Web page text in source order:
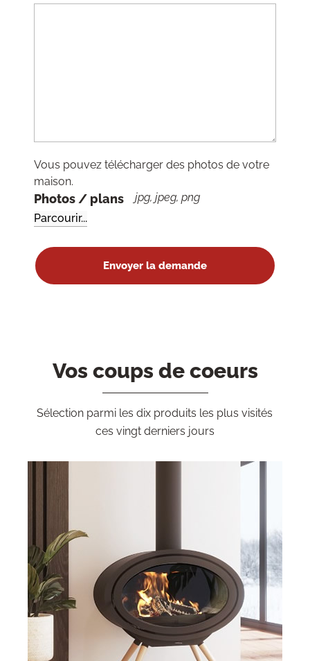
Vous pouvez télécharger des photos de votre
maison.
Photos / plans jpg, jpeg, png
Vos coups de coeurs
Sélection parmi les dix produits les plus visités
ces vingt derniers jours